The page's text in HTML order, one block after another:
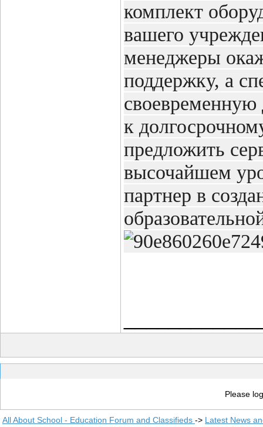
комплект
вашего
менеджеры
поддержку, а
к
предложить
высочайшем
партнер в
Please
All About School - Education Forum and Classifieds -> Latest News